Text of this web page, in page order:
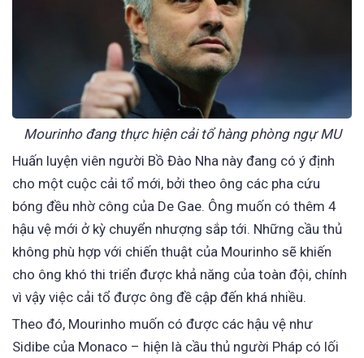
Mourinho đang thực hiện cải tổ hàng phòng ngự MU
Huấn luyện viên người Bồ Đào Nha này đang có ý định
cho một cuộc cải tổ mới, bởi theo ông các pha cứu
bóng đều nhờ công của De Gae. Ông muốn có thêm 4
hậu vệ mới ở kỳ chuyển nhượng sắp tới. Những cầu thủ
không phù hợp với chiến thuật của Mourinho sẽ khiến
cho ông khó thi triển được khả năng của toàn đội, chính
vì vậy việc cải tổ được ông đề cập đến khá nhiều.
Theo đó, Mourinho muốn có được các hậu vệ như
Sidibe của Monaco – hiện là cầu thủ người Pháp có lối